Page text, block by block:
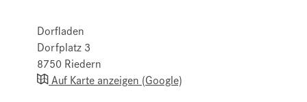
Dorfladen
Dorfplatz 3
8750 Riedern
Auf Karte anzeigen (Google)